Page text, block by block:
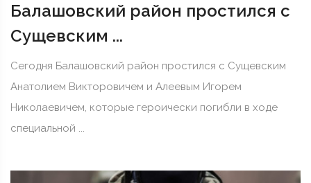
Балашовский район простился с
Сущевским ...
Сегодня Балашовский район простился с Сущевским
Анатолием Викторовичем и Алеевым Игорем
Николаевичем, которые героически погибли в ходе
специальной ...